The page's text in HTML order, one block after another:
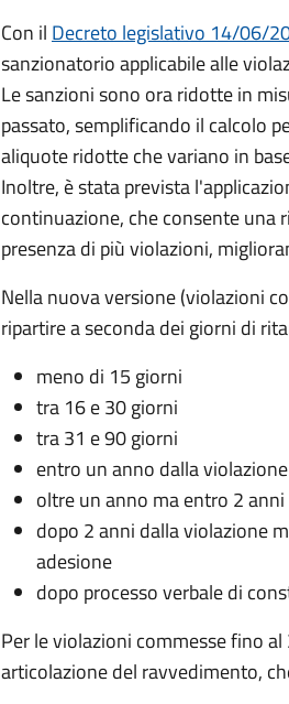
Con il Decreto legislativo 14/06/
sanzionatorio applicabile alle
Le sanzioni sono ora ridotte in
passato, semplificando il calcolo
aliquote ridotte che variano in
Inoltre, è stata prevista
continuazione, che consente una
presenza di più violazioni,
Nella nuova versione (violazioni
ripartire a seconda dei giorni di
meno di 15 giorni
tra 16 e 30 giorni
tra 31 e 90 giorni
entro un anno dalla violazione
oltre un anno ma entro 2
dopo 2 anni dalla violazione
adesione
dopo processo verbale di
Per le violazioni commesse fino
articolazione del ravvedimento,